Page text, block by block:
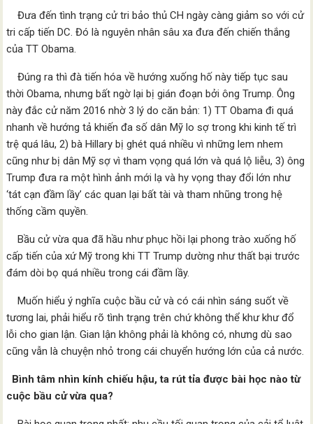
Đưa đến tình trạng cử tri bảo thủ CH ngày càng giảm so với cử
tri cấp tiến DC. Đó là nguyên nhân sâu xa đưa đến chiến thắng
của TT Obama.
Đúng ra thì đà tiến hóa về hướng xuống hố này tiếp tục sau
thời Obama, nhưng bất ngờ lại bị gián đoạn bởi ông Trump. Ông
này đắc cử năm 2016 nhờ 3 lý do căn bản: 1) TT Obama đi quá
nhanh về hướng tả khiến đa số dân Mỹ lo sợ trong khi kinh tế trì
trệ quá lâu, 2) bà Hillary bị ghét quá nhiều vì những lem nhem
cũng như bị dân Mỹ sợ vì tham vọng quá lớn và quá lộ liễu, 3) ông
Trump đưa ra một hình ảnh mới lạ và hy vọng thay đổi lớn như
‘tát cạn đầm lầy’ các quan lại bất tài và tham nhũng trong hệ
thống cầm quyền.
Bầu cử vừa qua đã hầu như phục hồi lại phong trào xuống hố
cấp tiến của xứ Mỹ trong khi TT Trump dường như thất bại trước
đám dòi bọ quá nhiều trong cái đầm lầy.
Muốn hiểu ý nghĩa cuộc bầu cử và có cái nhìn sáng suốt về
tương lai, phải hiểu rõ tình trạng trên chứ không thể khư khư đổ
lỗi cho gian lận. Gian lận không phải là không có, nhưng dù sao
cũng vẫn là chuyện nhỏ trong cái chuyển hướng lớn của cả nước.
Bình tâm nhìn kính chiếu hậu, ta rút tỉa được bài học nào từ
cuộc bầu cử vừa qua?